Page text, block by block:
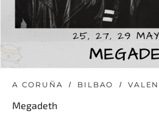
A CORUÑA BILBAO
Megadeth